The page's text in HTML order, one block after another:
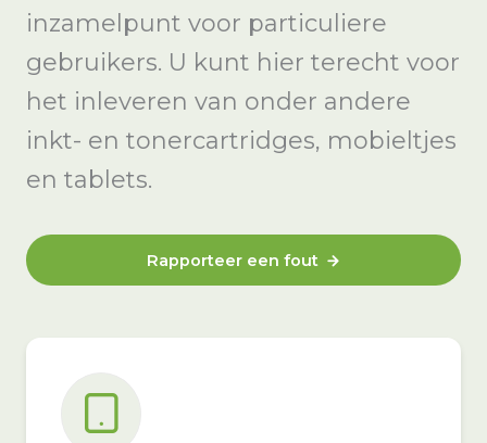
inzamelpunt voor particuliere
gebruikers. U kunt hier terecht voor
het inleveren van onder andere
inkt- en tonercartridges, mobieltjes
en tablets.
Rapporteer een fout